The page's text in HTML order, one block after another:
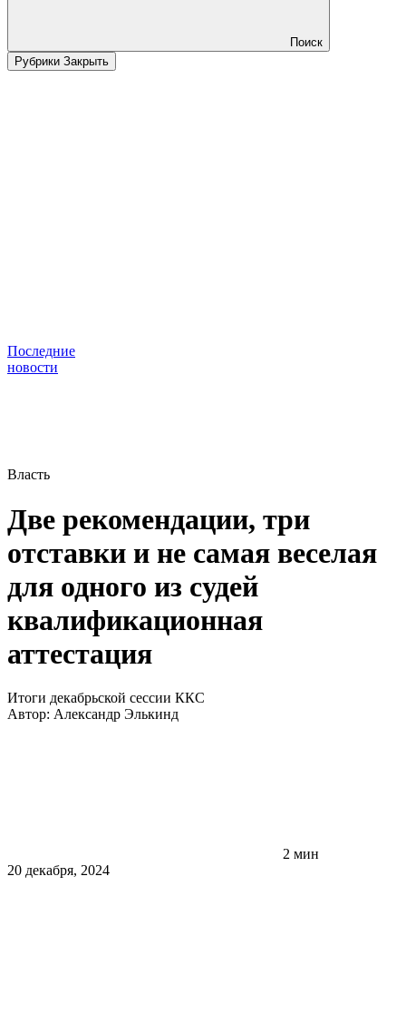
Поиск
Рубрики Закрыть
Последние
новости
Власть
Две рекомендации, три
отставки и не самая веселая
для одного из судей
квалификационная
аттестация
Итоги декабрьской сессии ККС
Автор: Александр Элькинд
2 мин
20 декабря, 2024